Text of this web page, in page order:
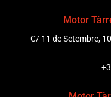
Motor
C/ 11 de Setembre,